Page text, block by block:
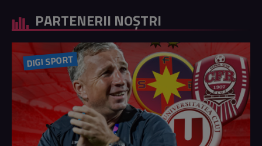
PARTENERII NOȘTRI
DIGI SPORT